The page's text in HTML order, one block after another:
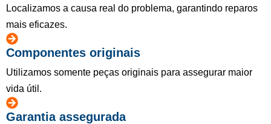
Localizamos a causa real do problema, garantindo reparos
mais eficazes.
Componentes originais
Utilizamos somente peças originais para assegurar maior
vida útil.
Garantia assegurada